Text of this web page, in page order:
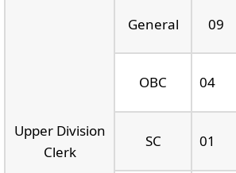
Upper Division
Clerk
General 09
OBC 04
SC 01